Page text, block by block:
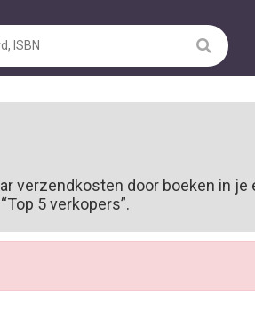
verzendkosten door boeken in
5 verkopers”.